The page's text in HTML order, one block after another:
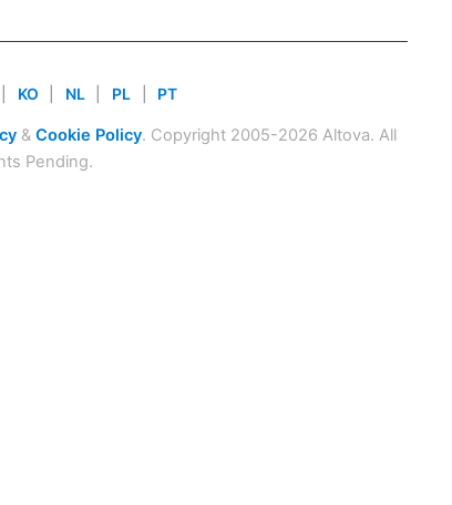
KO NL PL PT
& Cookie Policy. Copyright 2005-2026 Altova. All
Pending.